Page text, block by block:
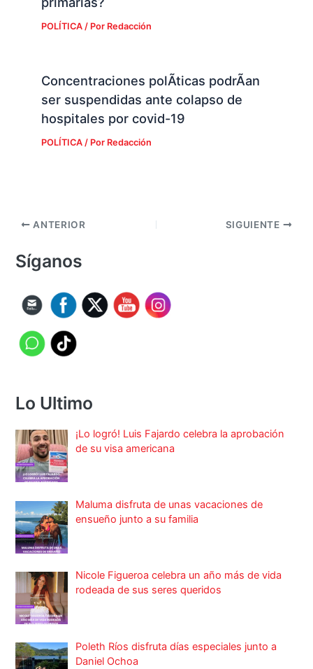
POLÍTICA/ Por Redacción
Concentraciones polÃ­ticas podrÃ­an
ser suspendidas ante colapso de
hospitales por covid-19
POLÍTICA/ Por Redacción
ANTERIOR SIGUIENTE
Síganos
Lo Ultimo
¡Lo logró! Luis Fajardo celebra la aprobación
de su visa americana
Maluma disfruta de unas vacaciones de
ensueño junto a su familia
Nicole Figueroa celebra un año más de vida
rodeada de sus seres queridos
Poleth Ríos disfruta días especiales junto a
Daniel Ochoa